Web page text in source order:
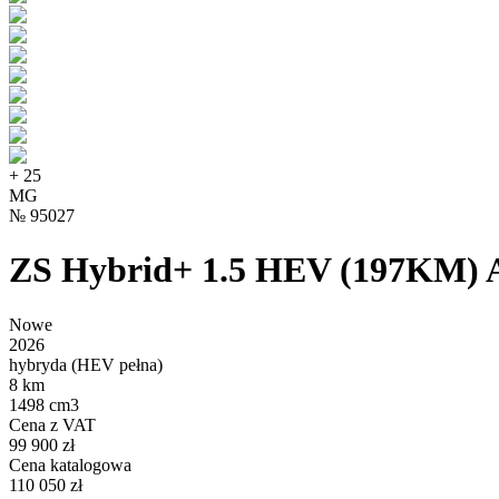
+ 25
MG
№ 95027
ZS Hybrid+ 1.5 HEV (197KM)
Nowe
2026
hybryda (HEV pełna)
8 km
1498 cm3
Cena z VAT
99 900 zł
Cena katalogowa
110 050 zł